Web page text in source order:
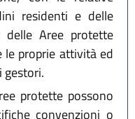
residenti e delle
delle Aree protette
le proprie attività ed
gestori.
protette possono
convenzioni o